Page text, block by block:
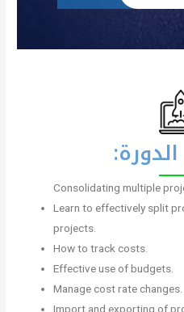
Consolidating multiple
Learn to effectively split
projects.
How to track costs.
Effective use of budgets.
Manage cost rate changes.
Import and exporting of